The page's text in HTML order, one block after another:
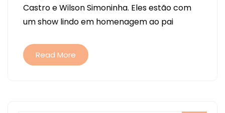
Castro e Wilson Simoninha. Eles estão com
um show lindo em homenagem ao pai
Read More